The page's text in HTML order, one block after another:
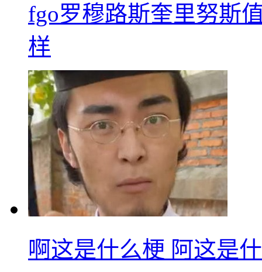
fgo罗穆路斯奎里努斯
样
啊这是什么梗 阿这是